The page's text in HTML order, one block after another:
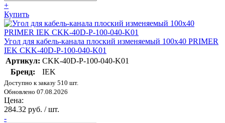
+
Купить
Угол для кабель-канала плоский изменяемый 100х40 PRIMER
IEK CKK-40D-P-100-040-K01
Артикул: CKK-40D-P-100-040-K01
Бренд:
IEK
Доступно к заказу 510 шт.
Обновлено 07.08.2026
Цена:
284.32 руб. / шт.
-